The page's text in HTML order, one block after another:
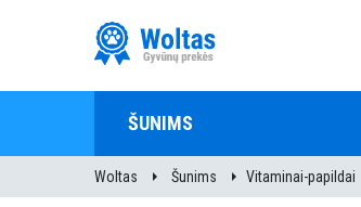
ŠUNIMS
Woltas Šunims Vitaminai-papildai